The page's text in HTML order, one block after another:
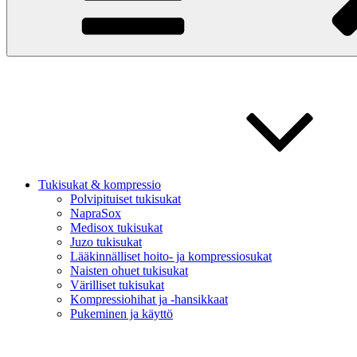
Tukisukat & kompressio
Polvipituiset tukisukat
NapraSox
Medisox tukisukat
Juzo tukisukat
Lääkinnälliset hoito- ja kompressiosukat
Naisten ohuet tukisukat
Värilliset tukisukat
Kompressiohihat ja -hansikkaat
Pukeminen ja käyttö